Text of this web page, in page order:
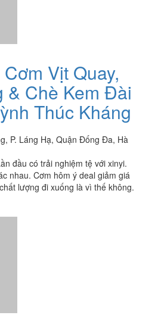
- Trường
Chu Trinh
Quận Ba Đình, Hà Nội
lần tan học mình cùng đám bạn